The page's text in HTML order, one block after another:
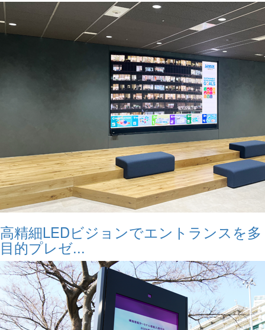
高精細LEDビジョンでエントランスを多
目的プレゼ...